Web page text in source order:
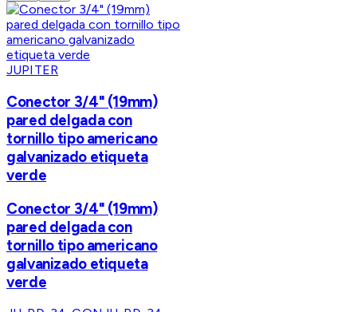
JUPITER
Conector 3/4" (19mm)
pared delgada con
tornillo tipo americano
galvanizado etiqueta
verde
Conector 3/4" (19mm)
pared delgada con
tornillo tipo americano
galvanizado etiqueta
verde